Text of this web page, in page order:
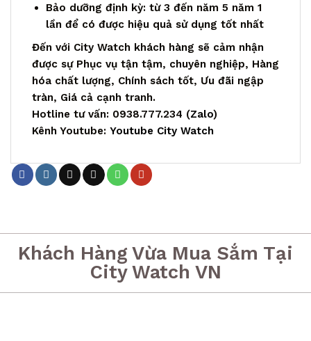
Bảo dưỡng định kỳ: từ 3 đến năm 5 năm 1
lần để có được hiệu quả sử dụng tốt nhất
Đến với City Watch khách hàng sẽ cảm nhận
được sự Phục vụ tận tậm, chuyên nghiệp, Hàng
hóa chất lượng, Chính sách tốt, Ưu đãi ngập
tràn, Giá cả cạnh tranh.
Hotline tư vấn: 0938.777.234 (Zalo)
Kênh Youtube: Youtube City Watch
Khách Hàng Vừa Mua Sắm Tại
City Watch VN